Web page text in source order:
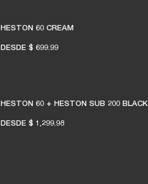
HESTON 60 CREAM
DESDE $ 699.99
HESTON 60 + HESTON SUB 200 BLACK
DESDE $ 1,299.98